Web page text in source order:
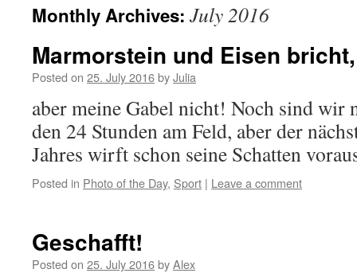
Monthly Archives: July 2016
Marmorstein und Eisen bricht,
Posted on 25. July 2016byJulia
aber meine Gabel nicht! Noch sind wir
den 24 Stunden am Feld, aber der
Jahres wirft schon seine Schatten
Posted in Photo of the Day, Sport | Leave a comment
Geschafft!
Posted on 25. July 2016byAlex